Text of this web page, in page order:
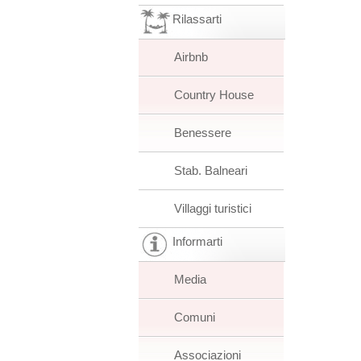
Rilassarti
Airbnb
Country House
Benessere
Stab. Balneari
Villaggi turistici
Informarti
Media
Comuni
Associazioni